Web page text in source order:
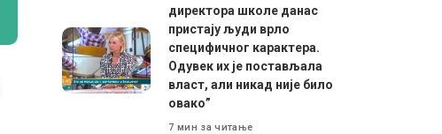
директора школе данас
пристају људи врло
специфичног карактера.
Одувек их је постављала
власт, али никад није било
овако”
7 мин за читање